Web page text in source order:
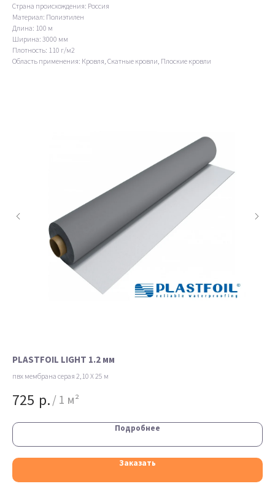
Страна происхождения: Россия
Материал: Полиэтилен
Длина: 100 м
Ширина: 3000 мм
Плотность: 110 г/м2
Область применения: Кровля, Скатные кровли, Плоские кровли
PLASTFOIL LIGHT 1.2 мм
пвх мембрана серая 2,10 Х 25 м
725 р. / 1 м²
Подробнее
Заказать